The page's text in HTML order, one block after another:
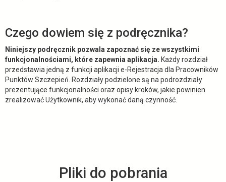
Czego dowiem się z podręcznika?
Niniejszy podręcznik pozwala zapoznać się ze wszystkimi
funkcjonalnościami, które zapewnia aplikacja. Każdy rozdział
przedstawia jedną z funkcji aplikacji e-Rejestracja dla Pracowników
Punktów Szczepień. Rozdziały podzielone są na podrozdziały
prezentujące funkcjonalności oraz opisy kroków, jakie powinien
zrealizować Użytkownik, aby wykonać daną czynność.
Pliki do pobrania